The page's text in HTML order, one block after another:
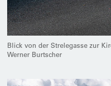
Blick von der Strelegasse zur
Werner Burtscher